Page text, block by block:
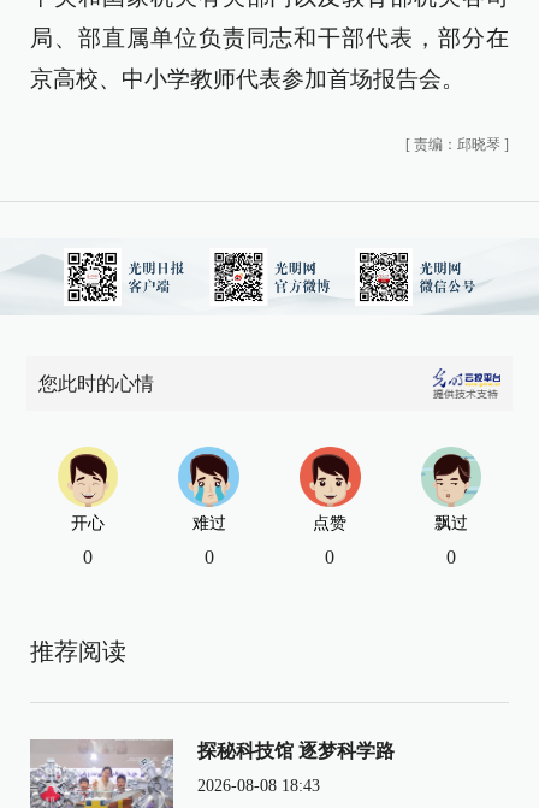
局、部直属单位负责同志和干部代表，部分在
京高校、中小学教师代表参加首场报告会。
[ 责编：邱晓琴 ]
您此时的心情
开心
0
难过
0
点赞
0
飘过
0
推荐阅读
探秘科技馆 逐梦科学路
2026-08-08 18:43